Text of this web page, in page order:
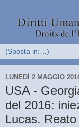
LUNEDÌ 2 MAGGIO
USA -
del 2016:
Lucas.